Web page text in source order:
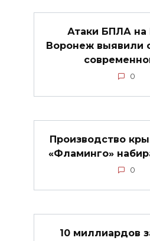
Атаки БПЛА на
Воронеж выявили
0
Производство
«Фламинго»
0
10 миллиардов